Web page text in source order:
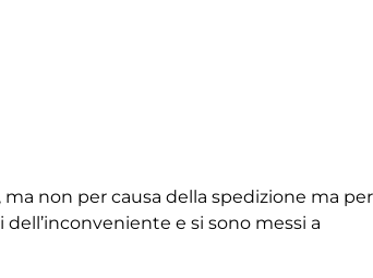
non per causa della spedizione ma
e si sono messi a